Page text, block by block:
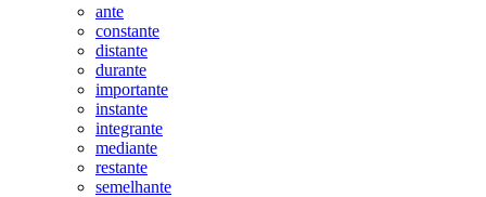
ante
constante
distante
durante
importante
instante
integrante
mediante
restante
semelhante